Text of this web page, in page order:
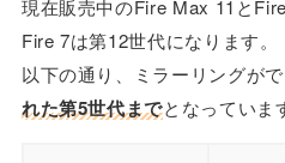
現在販売中のFire Max 11と
Fire 7は第12世代になります。
以下の通り、ミラーリングが
れた第5世代までとなっていま